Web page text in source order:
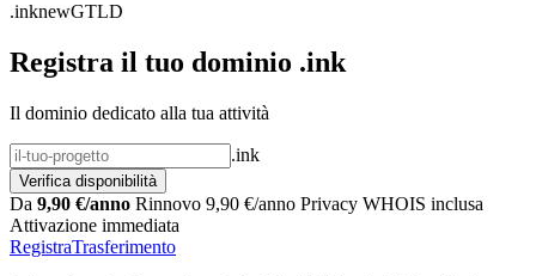
.inknewGTLD
Registra il tuo dominio .ink
Il dominio dedicato alla tua attività
.ink
Verifica disponibilità
Da 9,90 €/anno Rinnovo 9,90 €/anno Privacy WHOIS inclusa
Attivazione immediata
RegistraTrasferimento